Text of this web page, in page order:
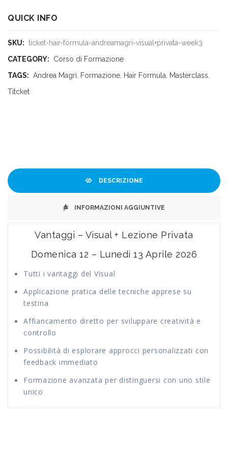
QUICK INFO
SKU: ticket-hair-formula-andreamagri-visual+privata-week3
CATEGORY:
Corso di Formazione
TAGS: Andrea Magri, Formazione, Hair Formula, Masterclass,
Titcket
DESCRIZIONE
INFORMAZIONI AGGIUNTIVE
Vantaggi – Visual + Lezione Privata
Domenica 12 – Lunedì 13 Aprile 2026
Tutti i vantaggi del Visual
Applicazione pratica delle tecniche apprese su
testina
Affiancamento diretto per sviluppare creatività e
controllo
Possibilità di esplorare approcci personalizzati con
feedback immediato
Formazione avanzata per distinguersi con uno stile
unico